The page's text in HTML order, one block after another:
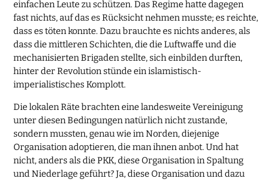
einfachen Leute zu schützen. Das Regime hatte dagegen
fast nichts, auf das es Rücksicht nehmen musste; es reichte,
dass es töten konnte. Dazu brauchte es nichts anderes, als
dass die mittleren Schichten, die die Luftwaffe und die
mechanisierten Brigaden stellte, sich einbilden durften,
hinter der Revolution stünde ein islamistisch-
imperialistisches Komplott.
Die lokalen Räte brachten eine landesweite Vereinigung
unter diesen Bedingungen natürlich nicht zustande,
sondern mussten, genau wie im Norden, diejenige
Organisation adoptieren, die man ihnen anbot. Und hat
nicht, anders als die PKK, diese Organisation in Spaltung
und Niederlage geführt? Ja, diese Organisation und dazu